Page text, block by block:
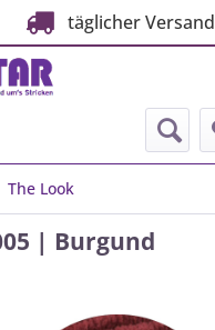
täglicher Versand
The Look
| Burgund